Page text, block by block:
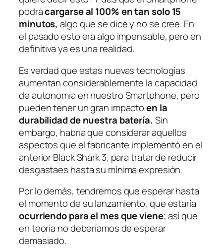
podrácargarse al 100% en tan solo 15
minutos,algo que se dice y no se cree. En
el pasado esto era algo impensable, pero en
definitiva ya es una realidad.
Es verdad que estas nuevas tecnologías
aumentan considerablemente la capacidad
de autonomía en nuestro Smartphone, pero
pueden tener un gran impactoen la
durabilidad de nuestra batería. Sin
embargo, habría que considerar aquellos
aspectos que el fabricante implementó en el
anterior Black Shark 3; para tratar de reducir
desgastaes hasta su mínima expresión.
Por lo demás, tendremos que esperar hasta
el momento de su lanzamiento, que estaría
ocurriendo para el mes que viene; así que
en teoría no deberíamos de esperar
demasiado.